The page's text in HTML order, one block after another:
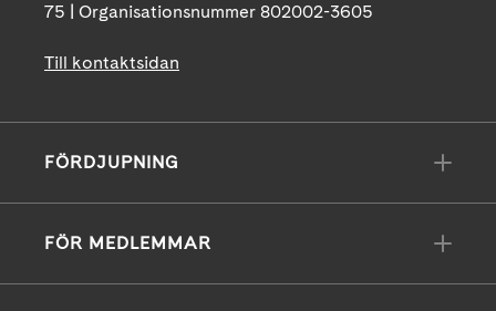
75 | Organisationsnummer 802002-3605
Till kontaktsidan
FÖRDJUPNING
FÖR MEDLEMMAR